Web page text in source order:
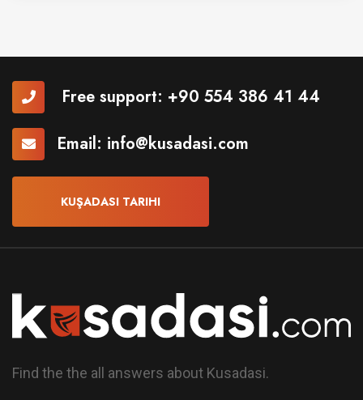
Free support: +90 554 386 41 44
Email: info@kusadasi.com
KUŞADASI TARIHI
Find the the all answers about Kusadasi.